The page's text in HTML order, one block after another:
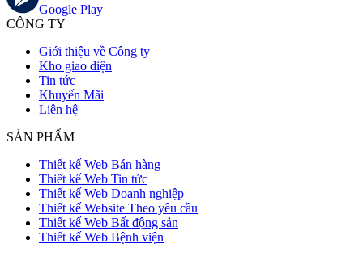
Google Play
CÔNG TY
Giới thiệu về Công ty
Kho giao diện
Tin tức
Khuyến Mãi
Liên hệ
SẢN PHẨM
Thiết kế Web Bán hàng
Thiết kế Web Tin tức
Thiết kế Web Doanh nghiệp
Thiết kế Website Theo yêu cầu
Thiết kế Web Bất động sản
Thiết kế Web Bệnh viện